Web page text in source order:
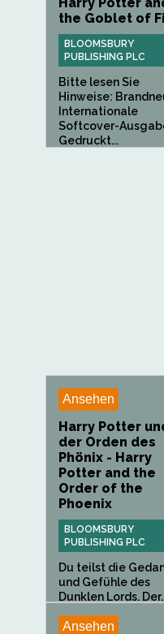
the Goblet of
BLOOMSBURY
PUBLISHING PLC
Bitte lesen Sie
Hinweise:
Internationale
Softcover-
Gedruckt...
Ansehen
Harry Potter
der Orden des
Phönix - Harry
Potter and the
Order of the
Phoenix
BLOOMSBURY
PUBLISHING PLC
Du teilst die
und Gefühle des
Dunklen Lords.
Ansehen